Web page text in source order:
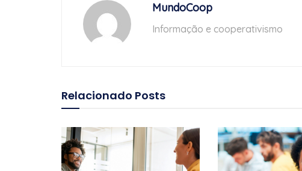
MundoCoop
Informação e cooperativismo
Relacionado Posts